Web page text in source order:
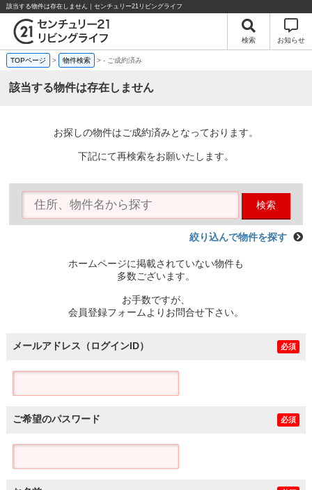
該当する物件は存在しません｜センチュリー21リビングライフ
検索 お知らせ
TOPページ > 物件検索 >- ご成約済み
該当する物件は存在しません
お探しの物件はご成約済みとなっております。
下記にて再検索をお願いたします。
検索
絞り込んで物件を探す
ホームページに掲載されていない物件も
多数ございます。
お手数ですが、
会員登録フォームよりお問合せ下さい。
メールアドレス（ログインID） 必須
ご希望のパスワード 必須